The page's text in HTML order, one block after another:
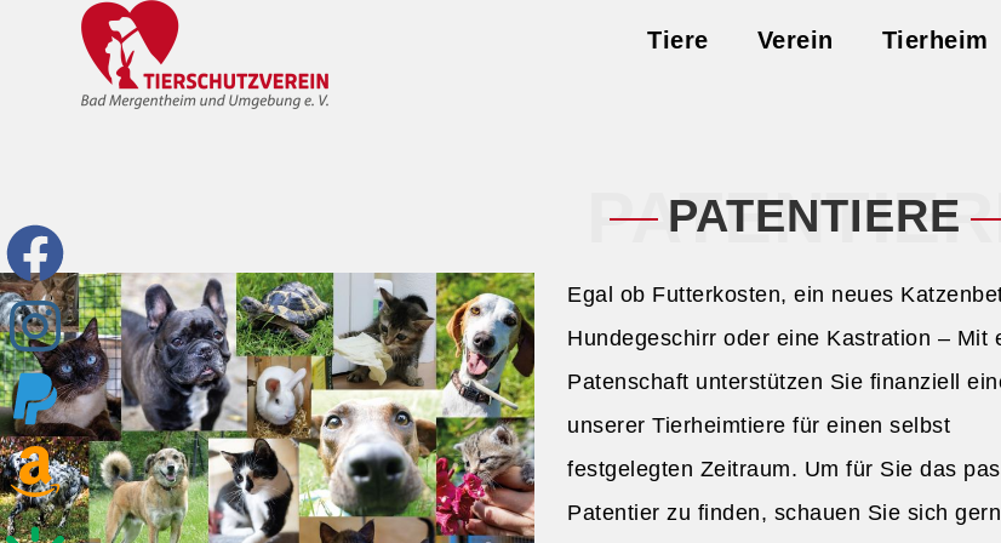
Tiere Verein Tierheim
PATENTIERE
Egal ob Futterkosten, ein neues
Hundegeschirr oder eine Kastration – Mit
Patenschaft unterstützen Sie finanziell
unserer Tierheimtiere für einen selbst
festgelegten Zeitraum. Um für Sie das
Patentier zu finden, schauen Sie sich